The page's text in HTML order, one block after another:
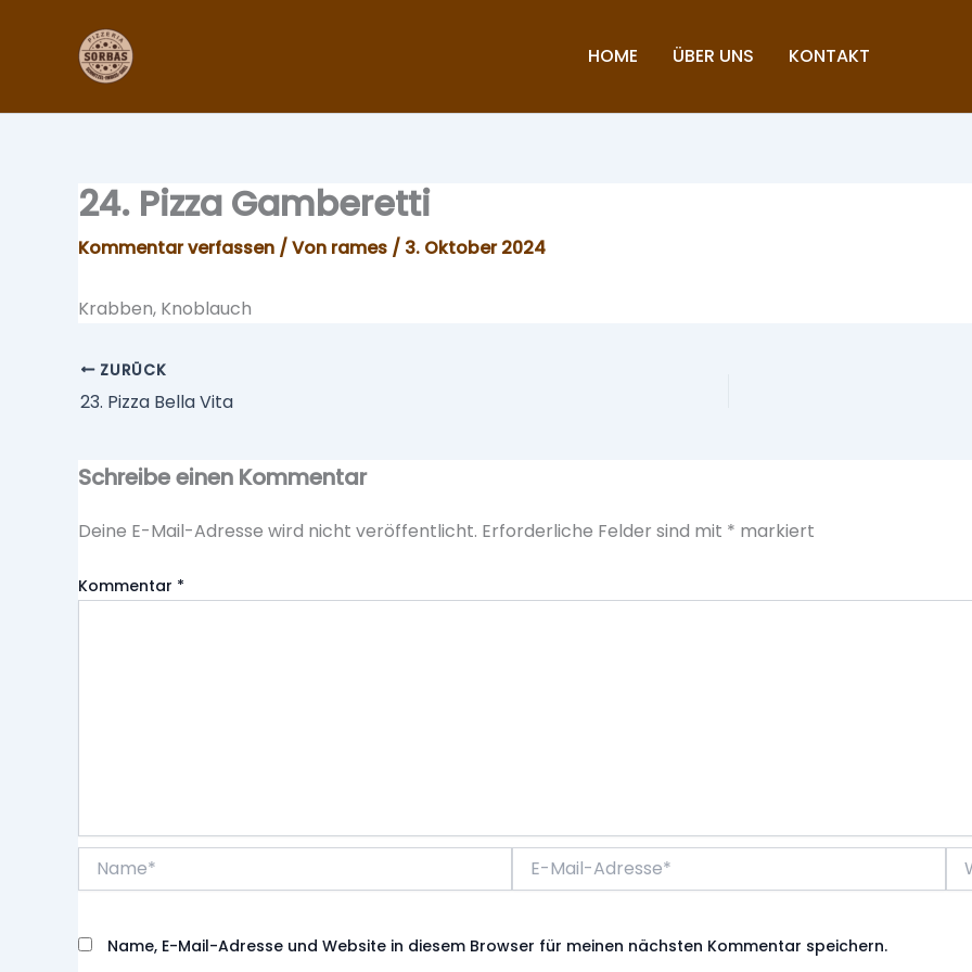
HOME ÜBER UNS KONTAKT
24. Pizza Gamberetti
Kommentar verfassen / Von rames / 3. Oktober 2024
Krabben, Knoblauch
ZURÜCK
23. Pizza Bella Vita
Schreibe einen Kommentar
Deine E-Mail-Adresse wird nicht veröffentlicht. Erforderliche Felder sind mit * markiert
Kommentar *
Mail-
Name, E-Mail-Adresse und Website in diesem Browser für meinen nächsten Kommentar speichern.